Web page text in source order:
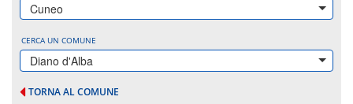
Cuneo
CERCA UN COMUNE
Diano d'Alba
TORNA AL COMUNE